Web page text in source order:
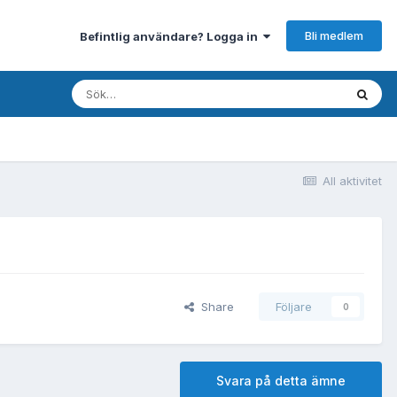
Befintlig användare? Logga in Bli medlem
All aktivitet
Share Följare 0
Svara på detta ämne